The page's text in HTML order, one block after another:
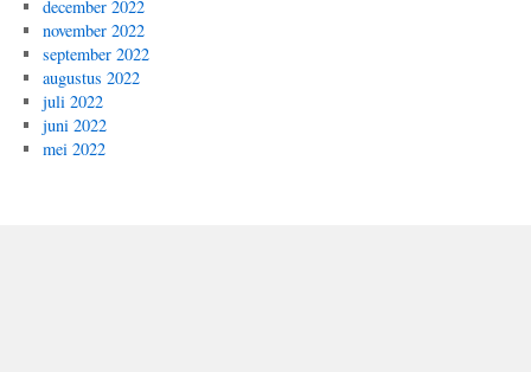
december 2022
november 2022
september 2022
augustus 2022
juli 2022
juni 2022
mei 2022